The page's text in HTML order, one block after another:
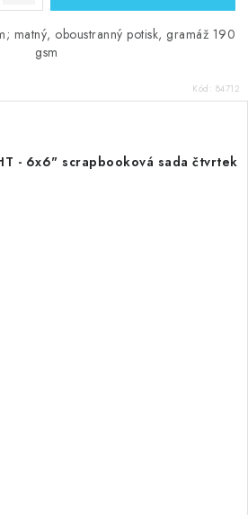
matný, oboustranný potisk, gramáž 190
gsm
Kód: 84712
- 6x6" scrapbooková sada čtvrtek